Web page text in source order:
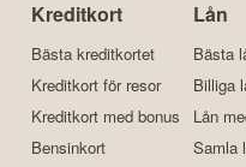
Kreditkort
Bästa kreditkortet
Kreditkort för resor
Kreditkort med bonus
Bensinkort
Lån
Bästa
Billiga
Lån
Samla